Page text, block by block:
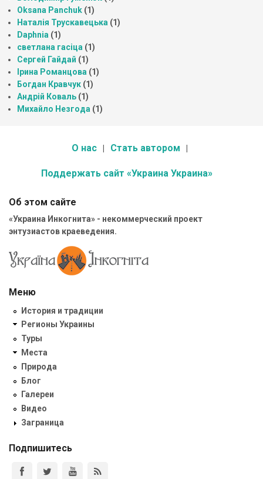
Oksana Panchuk (1)
Наталія Трускавецька (1)
Daphnia (1)
светлана гасіца (1)
Сергей Гайдай (1)
Ірина Романцова (1)
Богдан Кравчук (1)
Андрій Коваль (1)
Михайло Незгода (1)
О нас Стать автором
Поддержать сайт «Украина Украина»
Об этом сайте
«Украина Инкогнита» - некоммерческий проект
энтузиастов краеведения.
Меню
История и традиции
Регионы Украины
Туры
Места
Природа
Блог
Галереи
Видео
Заграница
Подпишитесь